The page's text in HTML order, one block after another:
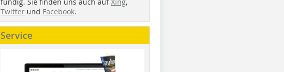
Twitter und Facebook.
Service